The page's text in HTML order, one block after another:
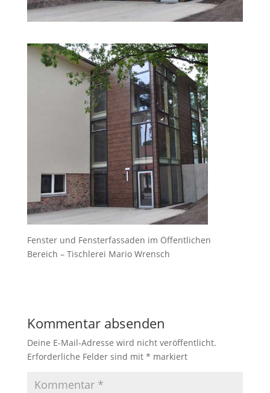
Fenster und Fensterfassaden im Öffentlichen
Bereich – Tischlerei Mario Wrensch
Kommentar absenden
Deine E-Mail-Adresse wird nicht veröffentlicht.
Erforderliche Felder sind mit * markiert